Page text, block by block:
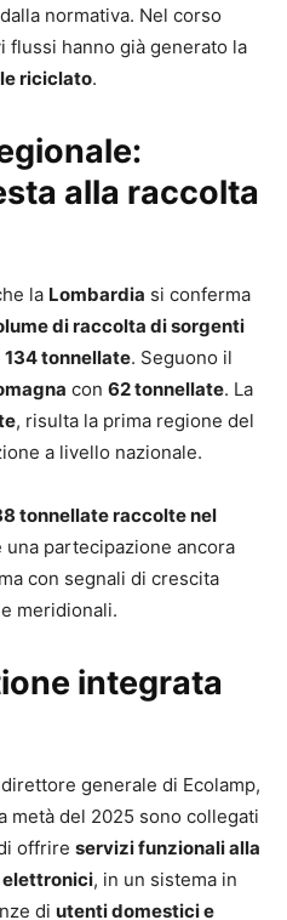
normativa. Nel corso
flussi hanno già generato la
riciclato.
alla raccolta
la Lombardia si conferma
di raccolta di sorgenti
134 tonnellate. Seguono il
con 62 tonnellate. La
, risulta la prima regione del
a livello nazionale.
tonnellate raccolte nel
una partecipazione ancora
con segnali di crescita
meridionali.
integrata
generale di Ecolamp,
metà del 2025 sono collegati
offrire servizi funzionali alla
, in un sistema in
di utenti domestici e